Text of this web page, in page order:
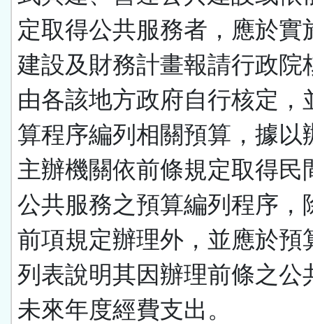
定取得公共服務者，應於實
建設及財務計畫報請行政院
由各該地方政府自行核定，
算程序編列相關預算，據以
主辦機關依前條規定取得民
公共服務之預算編列程序，
前項規定辦理外，並應於預
列表說明其因辦理前條之公
未來年度經費支出。